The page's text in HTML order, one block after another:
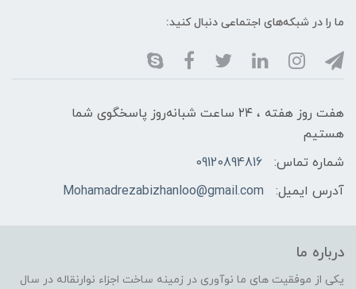
ما را در شبکه‌های اجتماعی دنبال کنید:
هفت روز هفته ، ۲۴ ساعت شبانه‌روز پاسخگوی شما
هستیم
شماره تماس:
09120894816
آدرس ایمیل:
Mohamadrezabizhanloo@gmail.com
درباره ما
یکی از موفقیت های ما نوآوری در زمینه ساخت اجزاء نوارنقاله در سال